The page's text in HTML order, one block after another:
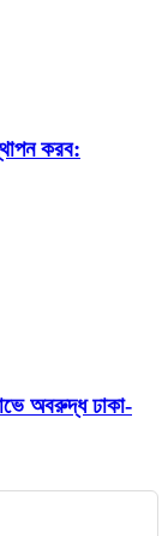
করব:
অবরুদ্ধ ঢাকা-